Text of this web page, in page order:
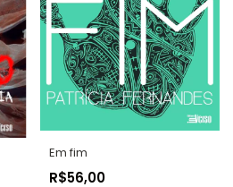
Em fim
R$56,00